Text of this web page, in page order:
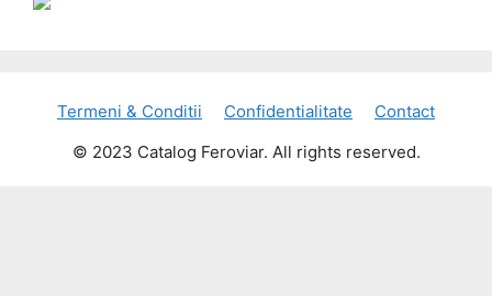
Termeni & Conditii Confidentialitate
Contact
© 2023 Catalog Feroviar. All rights reserved.